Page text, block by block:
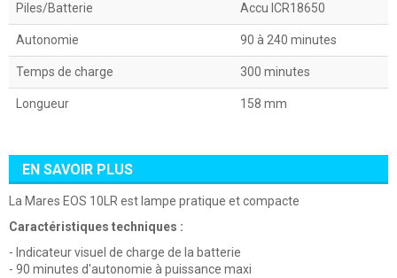
Piles/Batterie Accu ICR18650
Autonomie 90 à 240 minutes
Temps de charge 300 minutes
Longueur 158 mm
EN SAVOIR PLUS
La Mares EOS 10LR est lampe pratique et compacte
Caractéristiques techniques :
- Indicateur visuel de charge de la batterie
- 90 minutes d'autonomie à puissance maxi